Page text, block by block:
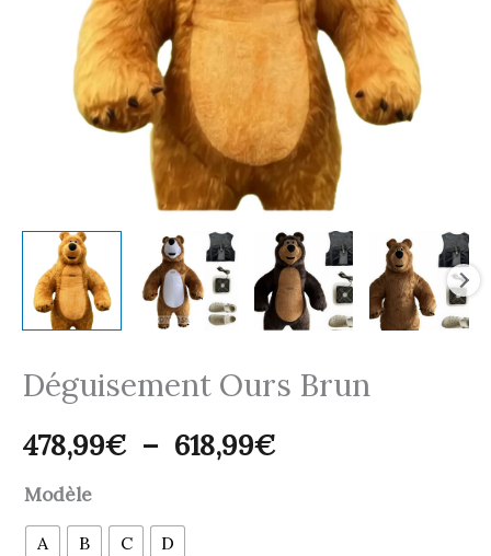
Déguisement Ours Brun
478,99€ – 618,99€
618,99€
Modèle
A B C D